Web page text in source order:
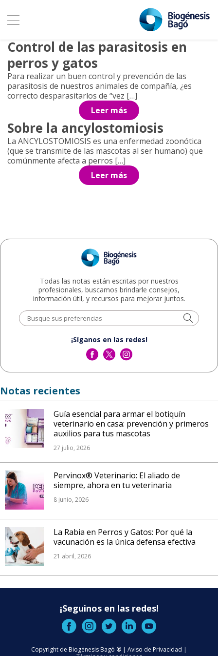
Archivo de etiquetas:
ancylostoma
Control de las parasitosis en
perros y gatos
Para realizar un buen control y prevención de las
parasitosis de nuestros animales de compañía, ¿es
correcto desparasitarlos de “vez […]
Leer más
Sobre la ancylostomiosis
La ANCYLOSTOMIOSIS es una enfermedad zoonótica
(que se transmite de las mascotas al ser humano) que
comúnmente afecta a perros […]
Leer más
Todas las notas están escritas por nuestros
profesionales, buscamos brindarle consejos,
información útil, y recursos para mejorar juntos.
¡Síganos en las redes!
Notas recientes
Guía esencial para armar el botiquín
veterinario en casa: prevención y primeros
auxilios para tus mascotas
27 julio, 2026
Pervinox® Veterinario: El aliado de
siempre, ahora en tu veterinaria
8 junio, 2026
La Rabia en Perros y Gatos: Por qué la
vacunación es la única defensa efectiva
21 abril, 2026
¡Seguinos en las redes!
Copyright de Biogénesis Bagó ® | Aviso de Privacidad |